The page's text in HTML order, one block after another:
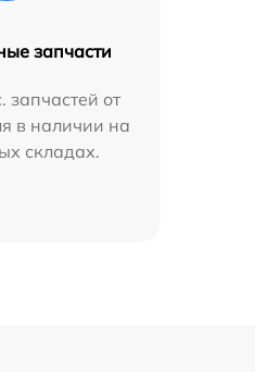
запчасти
запчастей от
в наличии на
складах.